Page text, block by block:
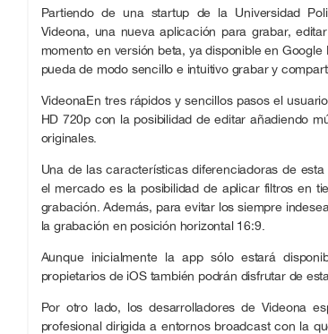
Partiendo de una startup de la Universidad
Videona, una nueva aplicación para grabar,
momento en versión beta, ya disponible en
pueda de modo sencillo e intuitivo grabar y
VideonaEn tres rápidos y sencillos pasos el
HD 720p con la posibilidad de editar añadiendo
originales.
Una de las características diferenciadoras de
el mercado es la posibilidad de aplicar filtros en
grabación. Además, para evitar los siempre
la grabación en posición horizontal 16:9.
Aunque inicialmente la app sólo estará
propietarios de iOS también podrán disfrutar de
Por otro lado, los desarrolladores de Videona
profesional dirigida a entornos broadcast con la